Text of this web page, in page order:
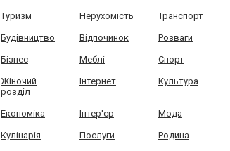
Туризм Нерухомість Транспорт
Будівництво Відпочинок Розваги
Бізнес Меблі Спорт
Жіночий
розділ
Інтернет Культура
Економіка Інтер'єр Мода
Кулінарія Послуги Родина